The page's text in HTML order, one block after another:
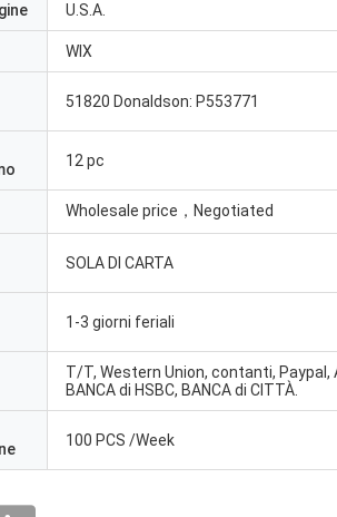
U.S.A.
WIX
51820 Donaldson: P553771
12 pc
Wholesale price，Negotiated
SOLA DI CARTA
1-3 giorni feriali
T/T, Western Union, contanti, Paypal,
BANCA di HSBC, BANCA di CITTÀ.
100 PCS /Week